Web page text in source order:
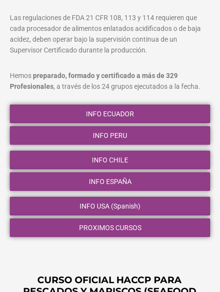
Las regulaciones de FDA 21 CFR 108, 113 y 114 requieren que
cada procesador de alimentos enlatados acidificados o de baja
acidez, deben operar bajo la supervisión continua de un
Supervisor Certificado durante la producción.
Hemospreparado, formado y certificado a más de 329
Profesionales, a través de los 24 grupos ejecutados a la fecha.
INFO ECUADOR
INFO PERU
INFO CHILE
INFO ESPAÑA
INFO USA (Spanish)
PROXIMOS CURSOS
CURSO OFICIAL HACCP PARA